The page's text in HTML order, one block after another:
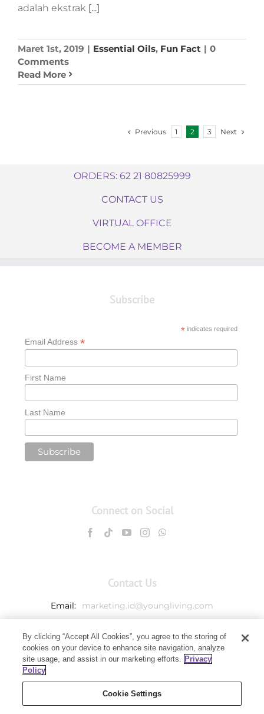
adalah ekstrak [...]
Maret 1st, 2019 | Essential Oils, Fun Fact | 0
Comments
Read More
Previous 1 2 3 Next
ORDERS: 62 21 80825999
CONTACT US
VIRTUAL OFFICE
BECOME A MEMBER
Subscribe
*indicates required
Email Address *
First Name
Last Name
Connect on Social
Contact Us
Email:
marketing.id@youngliving.com
PT. Young Living Indonesia
Agro Plaza Building, Ground Floor,
Jl. H.R. Rasuna Said Kav. X-2 No.1,
Jakarta 12950
By clicking “Accept All Cookies”, you agree to the storing of
cookies on your device to enhance site navigation, analyze
site usage, and assist in our marketing efforts. Privacy
Policy
Cookie Settings